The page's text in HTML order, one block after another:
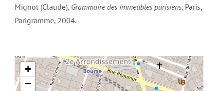
Mignot (Claude), Grammaire des immeubles parisiens, Paris,
Parigramme, 2004.
+
−